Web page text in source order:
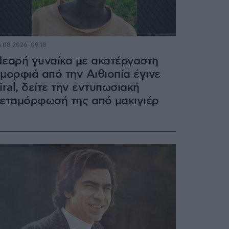
γυναίκα με ακατέργαστη
από την Αιθιοπία έγινε
δείτε την εντυπωσιακή
της από μακιγιέρ
09:18